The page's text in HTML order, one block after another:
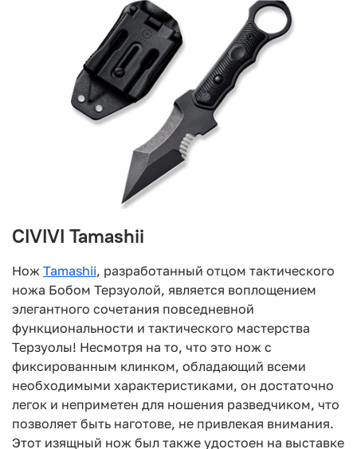
CIVIVI Tamashii
Нож Tamashii, разработанный отцом тактического
ножа Бобом Терзуолой, является воплощением
элегантного сочетания повседневной
функциональности и тактического мастерства
Терзуолы! Несмотря на то, что это нож с
фиксированным клинком, обладающий всеми
необходимыми характеристиками, он достаточно
легок и неприметен для ношения разведчиком, что
позволяет быть наготове, не привлекая внимания.
Этот изящный нож был также удостоен на выставке